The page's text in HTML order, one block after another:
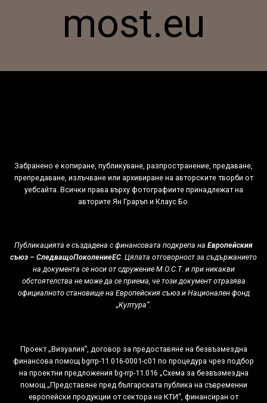
most.eu
Забранено е копиране, публикуване, разпространение, предаване,
препредаване, излъчване или архивиране на авторските творби от
уебсайта. Всички права върху фотографиите принадлежат на
авторитe Ян Граръп и Клаус Бо.
Публикацията е създадена с финансовата подкрепа на Европейския
съюз – СледващоПоколениеЕС. Цялата отговорност за съдържанието
на документа се носи от сдружение М.О.С.Т. и при никакви
обстоятелства не може да се приема, че този документ отразява
официалното становище на Европейския съюз и Национален фонд
„Култура”.
Проект „Визуалия”, договор за предоставяне на безвъзмездна
финансова помощ bgrrp-11.016-0001-c01 по процедура чрез подбор
на проектни предложения bg-rrp-11.016 „Схема за безвъзмездна
помощ „Представяне пред българската публика на съвременни
европейски продукции от сектора на КТИ“, финансиран от